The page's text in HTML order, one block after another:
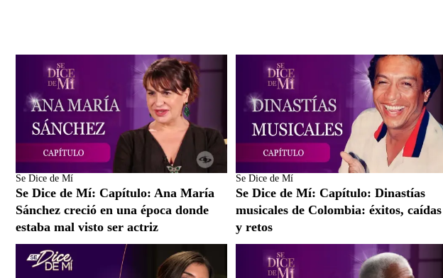
Se Dice de Mí
Se Dice de Mí: Capítulo: Ana María
Sánchez creció en una época donde
estaba mal visto ser actriz
Se Dice de Mí
Se Dice de Mí: Capítulo: Dinastías
musicales de Colombia: éxitos, caídas
y retos